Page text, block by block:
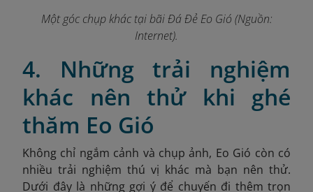
Một góc chụp khác tại bãi Đá Đẻ Eo Gió (Nguồn:
Internet).
4. Những trải nghiệm
khác nên thử khi ghé
thăm Eo Gió
Không chỉ ngắm cảnh và chụp ảnh, Eo Gió còn có
nhiều trải nghiệm thú vị khác mà bạn nên thử.
Dưới đây là những gợi ý để chuyến đi thêm trọn